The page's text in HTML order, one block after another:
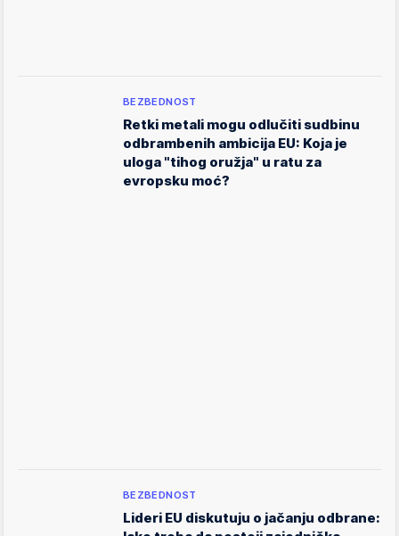
BEZBEDNOST
Retki metali mogu odlučiti sudbinu
odbrambenih ambicija EU: Koja je
uloga "tihog oružja" u ratu za
evropsku moć?
BEZBEDNOST
Lideri EU diskutuju o jačanju odbrane: